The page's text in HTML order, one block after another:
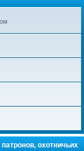
охотничьих